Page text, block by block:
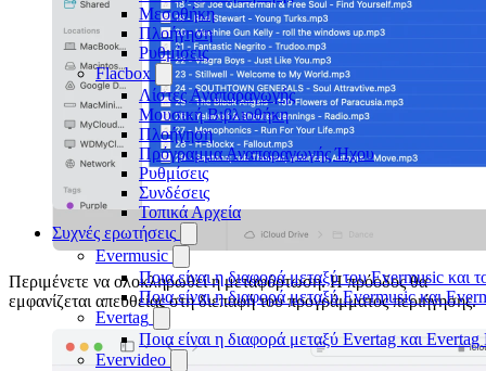
Μεσοθήκη
Πλοήγηση
Ρυθμίσεις
Flacbox
Λίστες Αναπαραγωγής
Μουσική Βιβλιοθήκη
Πλοήγηση
Πρόγραμμα Αναπαραγωγής Ήχου
Ρυθμίσεις
Συνδέσεις
Τοπικά Αρχεία
Συχνές ερωτήσεις
Evermusic
Ποια είναι η διαφορά μεταξύ του Evermusic και
Ποια είναι η διαφορά μεταξύ Evermusic και
Evertag
Ποια είναι η διαφορά μεταξύ Evertag και
Evervideo
Περιμένετε να ολοκληρωθεί η μεταφόρτωση. Η πρόοδος θα
εμφανίζεται απευθείας στη διεπαφή του προγράμματος περιήγησης.